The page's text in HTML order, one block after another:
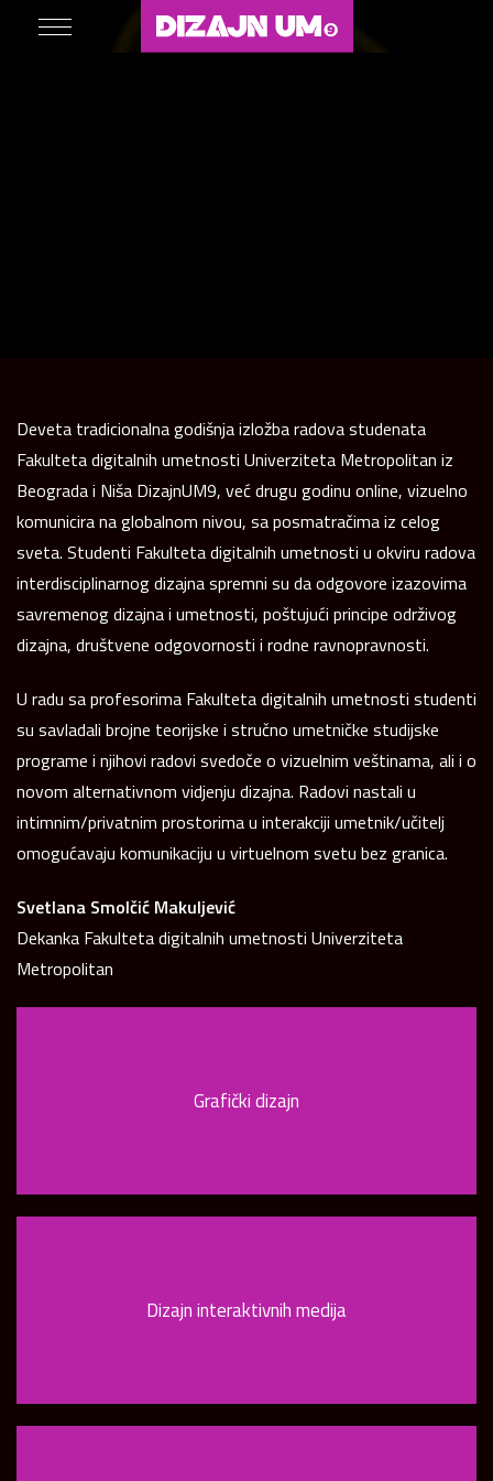
Deveta tradicionalna godišnja izložba radova studenata
Fakulteta digitalnih umetnosti Univerziteta Metropolitan iz
Beograda i Niša DizajnUM9, već drugu godinu online, vizuelno
komunicira na globalnom nivou, sa posmatračima iz celog
sveta. Studenti Fakulteta digitalnih umetnosti u okviru radova
interdisciplinarnog dizajna spremni su da odgovore izazovima
savremenog dizajna i umetnosti, poštujući principe održivog
dizajna, društvene odgovornosti i rodne ravnopravnosti.
U radu sa profesorima Fakulteta digitalnih umetnosti studenti
su savladali brojne teorijske i stručno umetničke studijske
programe i njihovi radovi svedoče o vizuelnim veštinama, ali i o
novom alternativnom vidjenju dizajna. Radovi nastali u
intimnim/privatnim prostorima u interakciji umetnik/učitelj
omogućavaju komunikaciju u virtuelnom svetu bez granica.
Svetlana Smolčić Makuljević
Dekanka Fakulteta digitalnih umetnosti Univerziteta
Metropolitan
Grafički dizajn
Dizajn interaktivnih medija